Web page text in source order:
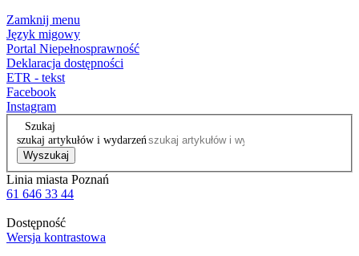
Zamknij menu
Język migowy
Portal Niepełnosprawność
Deklaracja dostępności
ETR - tekst
Facebook
Instagram
Szukaj
szukaj artykułów i wydarzeń
Wyszukaj
Linia miasta Poznań
61 646 33 44
Dostępność
Wersja kontrastowa